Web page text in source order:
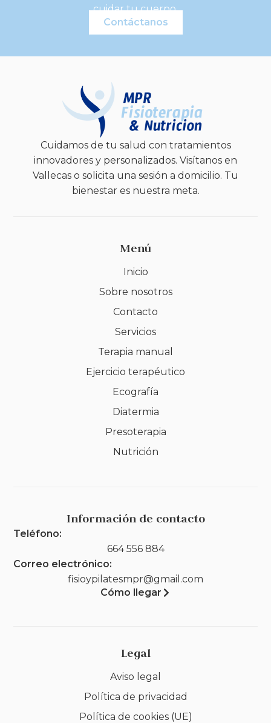
cuidar tu cuerpo.
Contáctanos
Cuidamos de tu salud con tratamientos
innovadores y personalizados. Visítanos en
Vallecas o solicita una sesión a domicilio. Tu
bienestar es nuestra meta.
Menú
Inicio
Sobre nosotros
Contacto
Servicios
Terapia manual
Ejercicio terapéutico
Ecografía
Diatermia
Presoterapia
Nutrición
Información de contacto
Teléfono:
664 556 884
Correo electrónico:
fisioypilatesmpr@gmail.com
Cómo llegar
Legal
Aviso legal
Política de privacidad
Política de cookies (UE)